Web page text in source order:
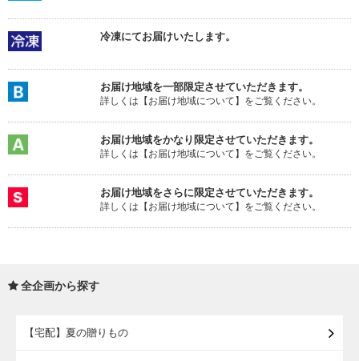
冷凍にてお届けいたします。
お届け地域を一部限定させていただきます。
詳しくは【お届け地域について】をご覧ください。
お届け地域をかなり限定させていただきます。
詳しくは【お届け地域について】をご覧ください。
お届け地域をさらに限定させていただきます。
詳しくは【お届け地域について】をご覧ください。
全企画から探す
【宅配】夏の贈りもの